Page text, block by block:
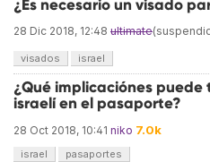
¿Es necesario un visado
28 Dic 2018, 12:48 ultimate
visados israel
¿Qué implicaciónes puede
israelí en el pasaporte?
28 Oct 2018, 10:41 niko 7.0k
israel pasaportes